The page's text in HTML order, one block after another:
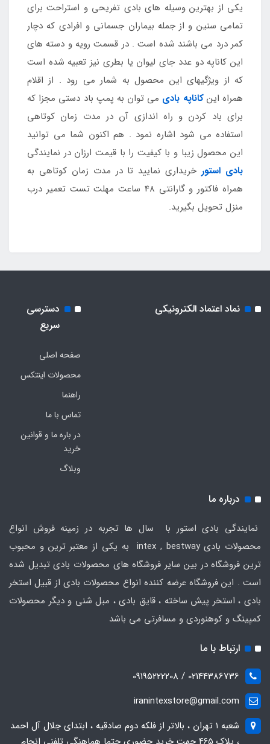
یکی از بهترین وسیله های بادی تفریحی و استراحت برای
تمامی سنین و از جمله بیماران جسمانی و افرادی که دچار
کمر درد می باشند شده است . در قسمت رویه و دسته های
این کاناپه دو عدد جای لیوان یا بطری نیز تعبیه شده است
که از ویژگیهای این محصول به شمار می رود . از اقلام
همراه اینکاناپه بادی می توان به پمپ باد دستی مجزا که
برای باد کردن و راه اندازی آن در مدت زمان کوتاهی
استفاده می شود اشاره نمود . هم اکنون شما می توانید
این محصول زیبا و با کیفیت را با قیمت ارزان در نمایندگی
بادی استورخریداری نمایید تا در مدت زمان کوتاهی به
همراه فاکتور و گارانتی 48 ساعت مهلت تست تعمیر درب
منزل تحویل بگیرید.
نماد اعتماد الکترونیکی
دسترسی
سریع
صفحه اصلی
محصولات اینتکس
راهنما
تماس با ما
در باره ما و قوانین
خرید
وبلاگ
درباره ما
نمایندگی بادی استور با سال ها تجربه در زمینه فروش انواع
محصولات بادی intex , bestway به یکی از معتبر ترین و محبوب
ترین فروشگاه در بین سایر فروشگاه های محصولات بادی تبدیل شده
است . این فروشگاه عرضه کننده انواع محصولات بادی از قبیل استخر
بادی ، استخر پیش ساخته ، قایق بادی ، مبل شنی و دیگر محصولات
کمپینگ و کوهنوردی و مسافرتی می باشد
ارتباط با ما
02144386736 / 09195222208
iranintexstore@gmail.com
شعبه ۱ تهران ، بالاتر از فلکه دوم صادقیه ، ابتدای جلال آل احمد